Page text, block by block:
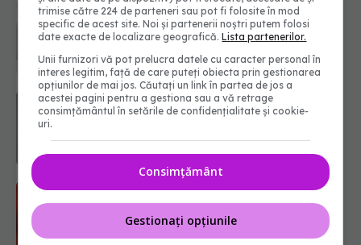
Ce poți mânca și ce trebuie să eviți
dacă ai gastrită: exemplu de meniu
care reduce inflamația stomacului
08.08.2026, 19:00
Microplasticele pot traversa bariera
placentară și modifica hormonii
Trucul genial cu ceai negru pentru
păr. Tot mai multe femei îl adoră
08.08.2026, 17:00
trimise către 224 de parteneri sau pot fi folosite în mod
specific de acest site. Noi și partenerii noștri putem folosi
date exacte de localizare geografică.Lista partenerilor.
Unii furnizori vă pot prelucra datele cu caracter personal în
interes legitim, față de care puteți obiecta prin gestionarea
opțiunilor de mai jos. Căutați un link în partea de jos a
acestei pagini pentru a gestiona sau a vă retrage
consimțământul în setările de confidențialitate și cookie-
uri.
Consimțământ
Gestionați opțiunile